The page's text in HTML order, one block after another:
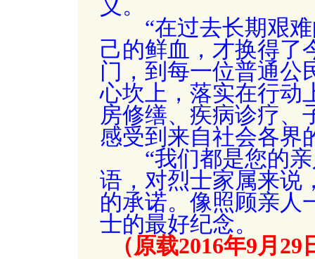
义。
“在过去长期艰难
己的鲜血，才换得了
门，到每一位普通公
心坎上，落实在行动
房修缮、疾病诊疗、
感受到来自社会各界
“我们都是您的亲
语，对烈士家属来说
的承诺。像照顾亲人
士的最好纪念。
（原载2016年9月